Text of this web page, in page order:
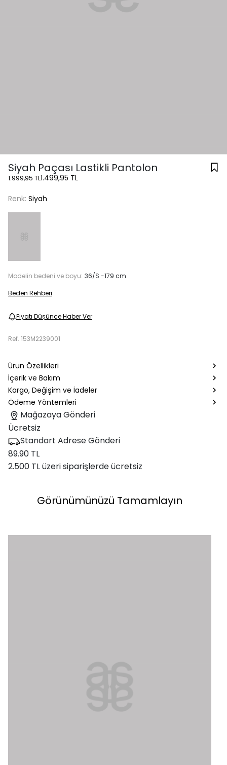
Siyah Paçası Lastikli Pantolon
1.999,95 TL1.499,95 TL
Renk: Siyah
Modelin bedeni ve boyu: 36/S -179 cm
Beden Rehberi
Fiyatı Düşünce Haber Ver
Ref. 153M2239001
Ürün Özellikleri
İçerik ve Bakım
Kargo, Değişim ve İadeler
Ödeme Yöntemleri
Mağazaya Gönderi
Ücretsiz
Standart Adrese Gönderi
89.90 TL
2.500 TL üzeri siparişlerde ücretsiz
Görünümünüzü Tamamlayın